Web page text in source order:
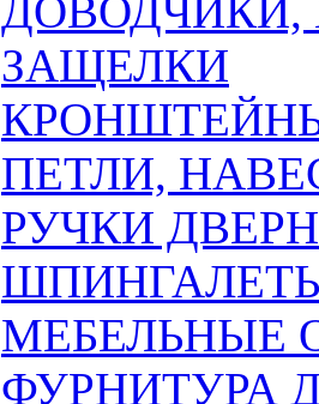
ЗАЩЕЛКИ
ПЕТЛИ,
РУЧКИ
МЕБЕЛЬНЫЕ
ФУРНИТУРА